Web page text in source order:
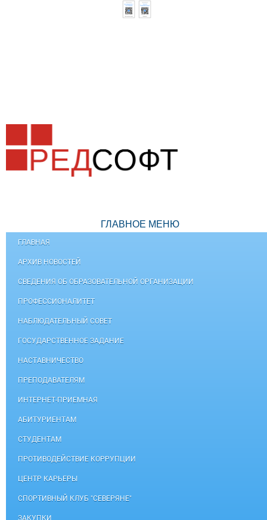
ГЛАВНОЕ МЕНЮ
ГЛАВНАЯ
АРХИВ НОВОСТЕЙ
СВЕДЕНИЯ ОБ ОБРАЗОВАТЕЛЬНОЙ ОРГАНИЗАЦИИ
ПРОФЕССИОНАЛИТЕТ
НАБЛЮДАТЕЛЬНЫЙ СОВЕТ
ГОСУДАРСТВЕННОЕ ЗАДАНИЕ
НАСТАВНИЧЕСТВО
ПРЕПОДАВАТЕЛЯМ
ИНТЕРНЕТ-ПРИЕМНАЯ
АБИТУРИЕНТАМ
СТУДЕНТАМ
ПРОТИВОДЕЙСТВИЕ КОРРУПЦИИ
ЦЕНТР КАРЬЕРЫ
СПОРТИВНЫЙ КЛУБ "СЕВЕРЯНЕ"